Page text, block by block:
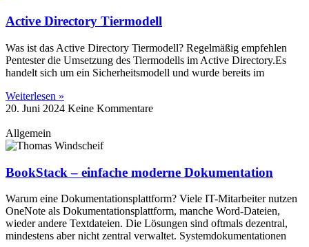
Active Directory Tiermodell
Was ist das Active Directory Tiermodell? Regelmäßig empfehlen
Pentester die Umsetzung des Tiermodells im Active Directory.Es
handelt sich um ein Sicherheitsmodell und wurde bereits im
Weiterlesen »
20. Juni 2024 Keine Kommentare
Allgemein
BookStack – einfache moderne Dokumentation
Warum eine Dokumentationsplattform? Viele IT-Mitarbeiter nutzen
OneNote als Dokumentationsplattform, manche Word-Dateien,
wieder andere Textdateien. Die Lösungen sind oftmals dezentral,
mindestens aber nicht zentral verwaltet. Systemdokumentationen